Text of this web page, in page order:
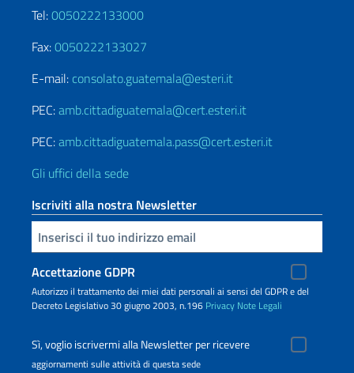
Tel:0050222133000
Fax:0050222133027
E-mail: consolato.guatemala@esteri.it
PEC:amb.cittadiguatemala@cert.esteri.it
PEC:amb.cittadiguatemala.pass@cert.esteri.it
Gli uffici della sede
Iscriviti alla nostra Newsletter
Inserisci la tua email
Accettazione GDPR
Autorizzo il trattamento dei miei dati personali ai sensi del GDPR e del
Decreto Legislativo 30 giugno 2003, n.196 Privacy Note Legali
Sì, voglio iscrivermi alla Newsletter per ricevere
aggiornamenti sulle attività di questa sede